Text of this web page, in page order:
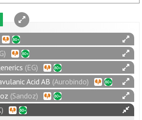
(EG)
Acid AB (Aurobindo)
(Sandoz)